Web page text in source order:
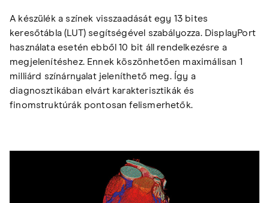
A készülék a színek visszaadását egy 13 bites
keresőtábla (LUT) segítségével szabályozza. DisplayPort
használata esetén ebből 10 bit áll rendelkezésre a
megjelenítéshez. Ennek köszönhetően maximálisan 1
milliárd színárnyalat jeleníthető meg. Így a
diagnosztikában elvárt karakterisztikák és
finomstruktúrák pontosan felismerhetők.